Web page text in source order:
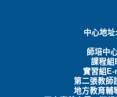
中心地
師培中
課程
實習組
第二張教師
地方教育